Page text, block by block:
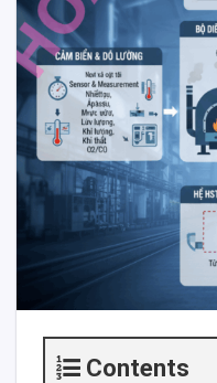
Contents